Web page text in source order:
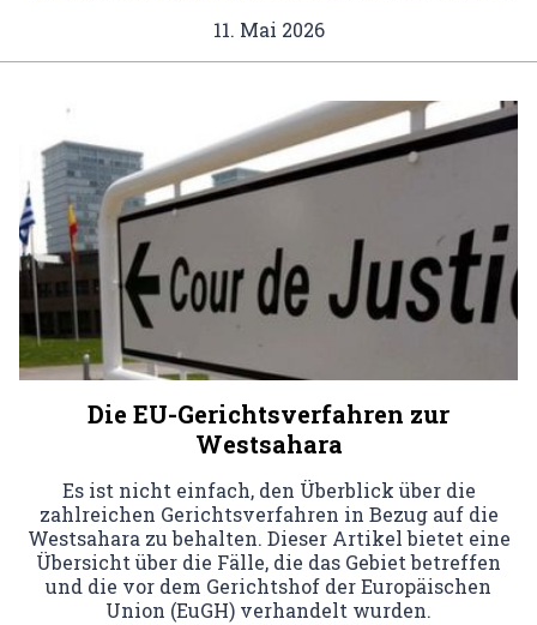
11. Mai 2026
Die EU-Gerichtsverfahren zur
Westsahara
Es ist nicht einfach, den Überblick über die
zahlreichen Gerichtsverfahren in Bezug auf die
Westsahara zu behalten. Dieser Artikel bietet eine
Übersicht über die Fälle, die das Gebiet betreffen
und die vor dem Gerichtshof der Europäischen
Union (EuGH) verhandelt wurden.